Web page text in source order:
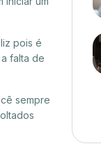
pois é
falta de
sempre